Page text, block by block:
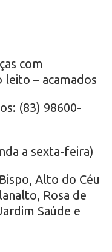
com
– acamados
(83) 98600-
a sexta-feira)
Alto do Céu
Rosa de
Saúde e